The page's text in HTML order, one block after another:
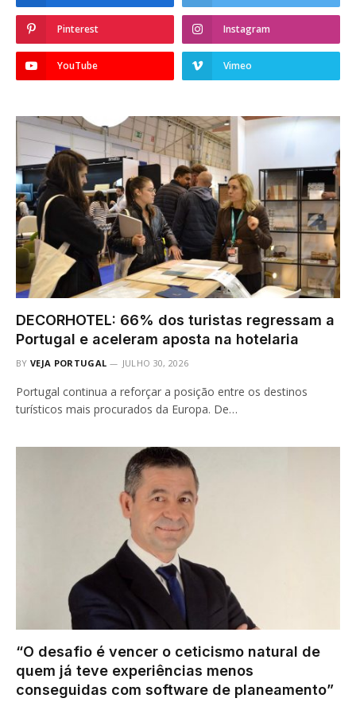
Pinterest Instagram
YouTube Vimeo
DECORHOTEL: 66% dos turistas regressam a
Portugal e aceleram aposta na hotelaria
BY VEJA PORTUGAL JULHO 30, 2026
Portugal continua a reforçar a posição entre os destinos
turísticos mais procurados da Europa. De…
“O desafio é vencer o ceticismo natural de
quem já teve experiências menos
conseguidas com software de planeamento”